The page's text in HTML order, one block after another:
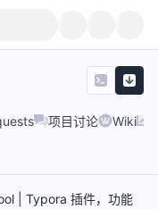
项目讨论 Wiki
| Typora 插件，功能